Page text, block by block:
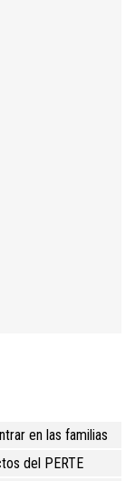
en las familias
del PERTE